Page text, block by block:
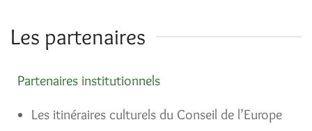
Les partenaires
Partenaires institutionnels
Les itinéraires culturels du Conseil de l’Europe